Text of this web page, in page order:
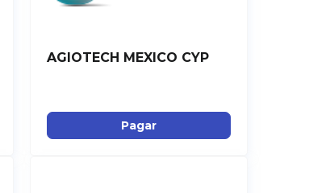
AGIOTECH MEXICO CYP
Pagar